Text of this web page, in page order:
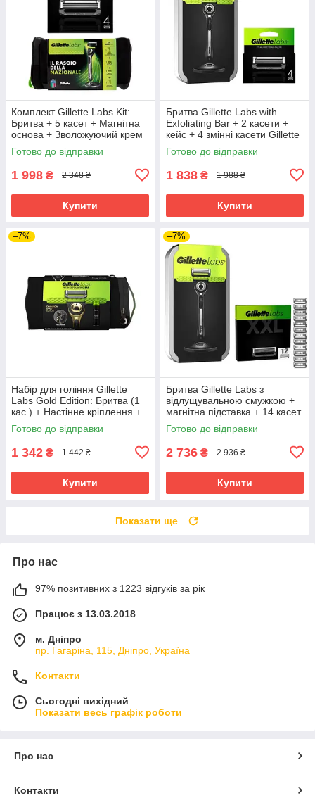
Комплект Gillette Labs Kit:
Бритва + 5 касет + Магнітна
основа + Зволожуючий крем
100 мл + Сумка
Готово до відправки
1 998 ₴ 2 348 ₴
Купити
Бритва Gillette Labs with
Exfoliating Bar + 2 касети +
кейс + 4 змінні касети Gillette
Labs
Готово до відправки
1 838 ₴ 1 988 ₴
Купити
–7%
Набір для гоління Gillette
Labs Gold Edition: Бритва (1
кас.) + Настінне кріплення +
Гель 200 мл + Сумка 02894
Готово до відправки
1 342 ₴ 1 442 ₴
Купити
–7%
Бритва Gillette Labs з
відлущувальною смужкою +
магнітна підставка + 14 касет
+ кейс
Готово до відправки
2 736 ₴ 2 936 ₴
Купити
Показати ще
Про нас
97% позитивних з 1223 відгуків за рік
Працює з 13.03.2018
м. Дніпро
пр. Гагаріна, 115, Дніпро, Україна
Контакти
Сьогодні вихідний
Показати весь графік роботи
Про нас
Контакти